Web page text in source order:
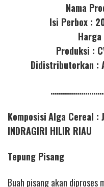
Nama
Isi Perbox :
Produksi :
Didistributorkan :
KomposisiAlga Cereal :
INDRAGIRI HILIR RIAU
Tepung Pisang
Buah pisang akan diproses